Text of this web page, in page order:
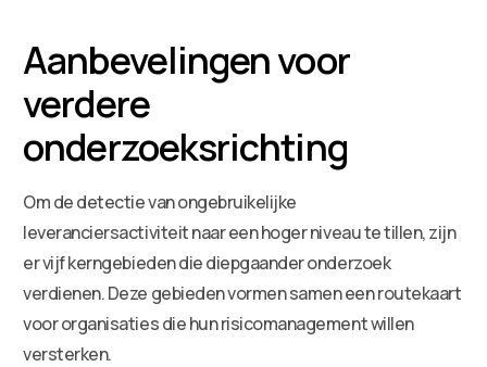
Aanbevelingen voor
verdere
onderzoeksrichting
Om de detectie van ongebruikelijke
leveranciersactiviteit naar een hoger niveau te tillen, zijn
er vijf kerngebieden die diepgaander onderzoek
verdienen. Deze gebieden vormen samen een routekaart
voor organisaties die hun risicomanagement willen
versterken.